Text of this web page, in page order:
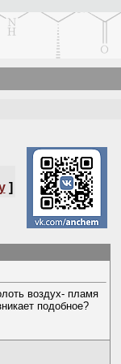
]
воздух- пламя
подобное?